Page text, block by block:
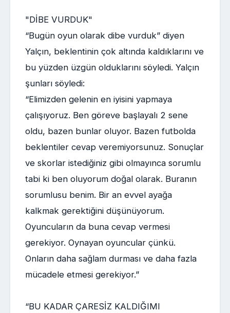
"DİBE VURDUK"
“Bugün oyun olarak dibe vurduk” diyen
Yalçın, beklentinin çok altında kaldıklarını ve
bu yüzden üzgün olduklarını söyledi. Yalçın
şunları söyledi:
“Elimizden gelenin en iyisini yapmaya
çalışıyoruz. Ben göreve başlayalı 2 sene
oldu, bazen bunlar oluyor. Bazen futbolda
beklentiler cevap veremiyorsunuz. Sonuçlar
ve skorlar istediğiniz gibi olmayınca sorumlu
tabi ki ben oluyorum doğal olarak. Buranın
sorumlusu benim. Bir an evvel ayağa
kalkmak gerektiğini düşünüyorum.
Oyuncuların da buna cevap vermesi
gerekiyor. Oynayan oyuncular çünkü.
Onların daha sağlam durması ve daha fazla
mücadele etmesi gerekiyor.”
“BU KADAR ÇARESİZ KALDIĞIMI